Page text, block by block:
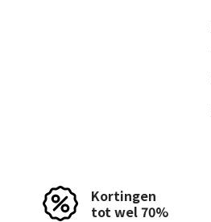
Kortingen
tot wel 70%